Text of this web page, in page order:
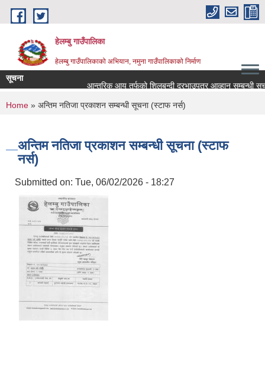
Skip to main content
हेलम्बु गाउँपालिका
हेलम्बु गाउँपालिकाको अभियान, नमुना गाउँपालिकाको निर्माण
सूचना
आन्तरिक आय तर्फको शिलबन्दी दरभाउपत्र आव्हान सम्बन्धी सूचना।
You are here
Home » अन्तिम नतिजा प्रकाशन सम्बन्धी सूचना (स्टाफ नर्स)
अन्तिम नतिजा प्रकाशन सम्बन्धी सूचना (स्टाफ
नर्स)
Submitted on: Tue, 06/02/2026 - 18:27